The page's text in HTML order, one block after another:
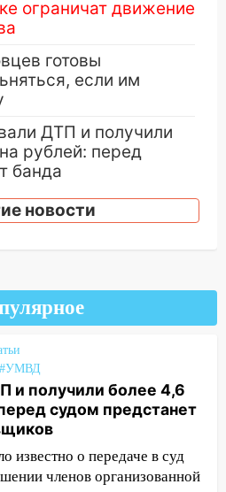
ограничат движение
готовы
если им
ДТП и получили
рублей: перед
банда
крупный пожар
обращении с
в
перевозчик
схему с чужими
алиментщик накопил
новости
#УМВД
и получили более 4,6
судом предстанет
известно о передаче в суд
членов организованной